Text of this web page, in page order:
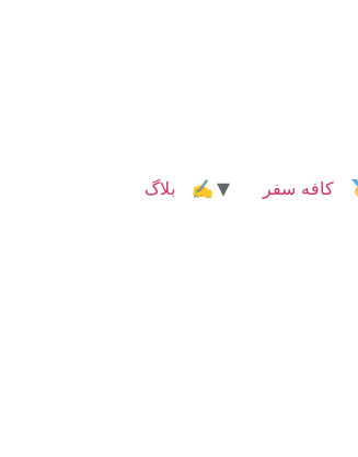
کافه سفر ✍ بلاگ